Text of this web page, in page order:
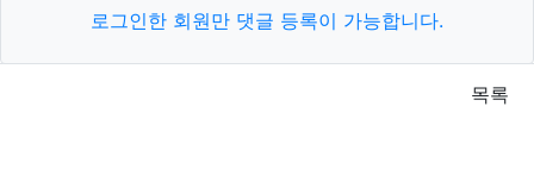
로그인한 회원만 댓글 등록이 가능합니다.
목록